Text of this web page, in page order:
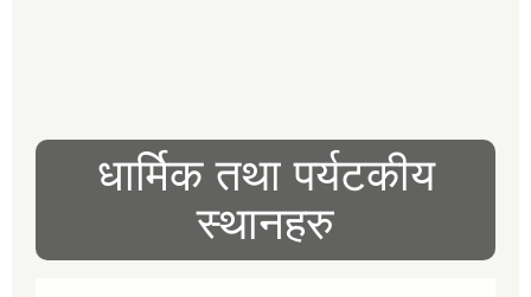
धार्मिक तथा पर्यटकीय
स्थानहरु